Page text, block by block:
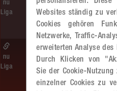
WU12
MADx WAT Atzgersdorf –
HIB Handball Graz
nu
Liga
Sa. 13.06.2026 | 14:30 Uhr |
WU12
Hypo NÖ –
MADx WAT Atzgersdorf
nu
Liga
Websites ständig zu
Cookies gehören
Netzwerke, Traffic-
erweiterten Analyse des
Durch Klicken von
Sie der Cookie-
einzelner Cookies zu